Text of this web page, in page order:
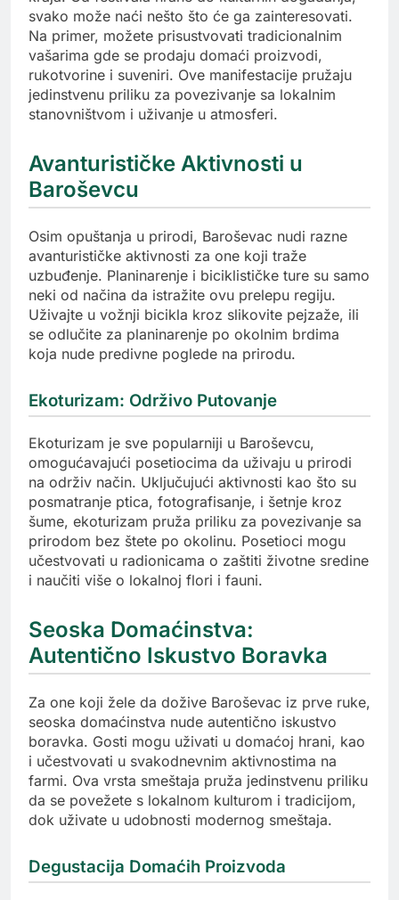
svako može naći nešto što će ga zainteresovati.
Na primer, možete prisustvovati tradicionalnim
vašarima gde se prodaju domaći proizvodi,
rukotvorine i suveniri. Ove manifestacije pružaju
jedinstvenu priliku za povezivanje sa lokalnim
stanovništvom i uživanje u atmosferi.
Avanturističke Aktivnosti u
Baroševcu
Osim opuštanja u prirodi, Baroševac nudi razne
avanturističke aktivnosti za one koji traže
uzbuđenje. Planinarenje i biciklističke ture su samo
neki od načina da istražite ovu prelepu regiju.
Uživajte u vožnji bicikla kroz slikovite pejzaže, ili
se odlučite za planinarenje po okolnim brdima
koja nude predivne poglede na prirodu.
Ekoturizam: Održivo Putovanje
Ekoturizam je sve popularniji u Baroševcu,
omogućavajući posetiocima da uživaju u prirodi
na održiv način. Uključujući aktivnosti kao što su
posmatranje ptica, fotografisanje, i šetnje kroz
šume, ekoturizam pruža priliku za povezivanje sa
prirodom bez štete po okolinu. Posetioci mogu
učestvovati u radionicama o zaštiti životne sredine
i naučiti više o lokalnoj flori i fauni.
Seoska Domaćinstva:
Autentično Iskustvo Boravka
Za one koji žele da dožive Baroševac iz prve ruke,
seoska domaćinstva nude autentično iskustvo
boravka. Gosti mogu uživati u domaćoj hrani, kao
i učestvovati u svakodnevnim aktivnostima na
farmi. Ova vrsta smeštaja pruža jedinstvenu priliku
da se povežete s lokalnom kulturom i tradicijom,
dok uživate u udobnosti modernog smeštaja.
Degustacija Domaćih Proizvoda